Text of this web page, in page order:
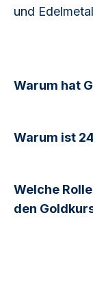
und
Warum hat
Warum ist
Welche
den